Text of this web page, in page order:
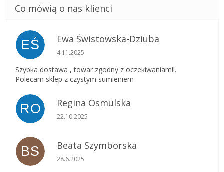
EŚ Ewa Świstowska-Dziuba
Ocena sklepu to 5 na 5 gwiazdek.
4.11.2025
Szybka dostawa , towar zgodny z oczekiwaniami!.
Polecam sklep z czystym sumieniem
RO Regina Osmulska
Ocena sklepu to 5 na 5 gwiazdek.
22.10.2025
BS Beata Szymborska
Ocena sklepu to 5 na 5 gwiazdek.
28.6.2025